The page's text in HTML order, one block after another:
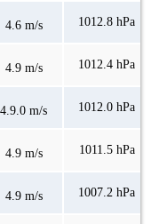
4.6 m/s 1012.8 hPa
4.9 m/s 1012.4 hPa
4.9.0 m/s 1012.0 hPa
4.9 m/s 1011.5 hPa
4.9 m/s 1007.2 hPa